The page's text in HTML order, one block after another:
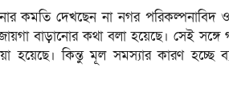
কমতি দেখছেন না নগর
বাড়ানোর কথা বলা হয়েছে। সেই
হয়েছে। কিন্তু মূল সমস্যার কারণ